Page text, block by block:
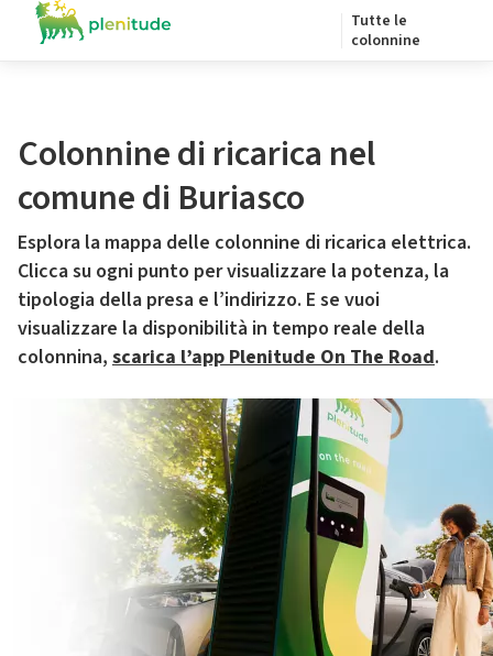
Tutte le
colonnine
Colonnine di ricarica nel
comune di Buriasco
Esplora la mappa delle colonnine di ricarica elettrica.
Clicca su ogni punto per visualizzare la potenza, la
tipologia della presa e l’indirizzo. E se vuoi
visualizzare la disponibilità in tempo reale della
colonnina, scarica l’app Plenitude On The Road.